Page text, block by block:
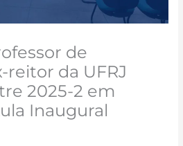
de
reitor da UFRJ
2025-2 em
Inaugural